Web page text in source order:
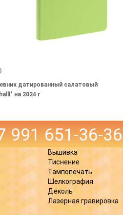
датированный салатовый
на 2024 г
991 651-36-36
Вышивка
Тиснение
Тампопечать
Шелкография
Деколь
Лазерная гравировка